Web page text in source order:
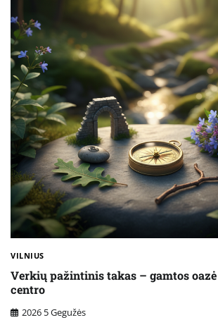
VILNIUS
Verkių pažintinis takas – gamtos
centro
2026 5 Gegužės